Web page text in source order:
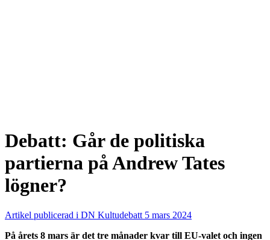
Debatt: Går de politiska
partierna på Andrew Tates
lögner?
Artikel publicerad i DN Kultudebatt 5 mars 2024
På årets 8 mars är det tre månader kvar till EU-valet och ingen